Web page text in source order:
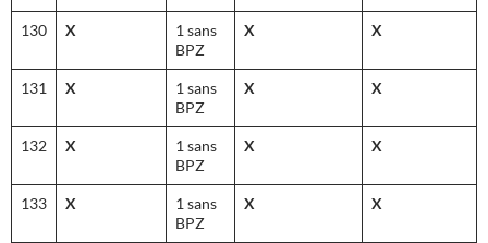
130 X
1 sans
BPZ
X X
131 X
1 sans
BPZ
X X
132 X
1 sans
BPZ
X X
133 X
1 sans
BPZ
X X